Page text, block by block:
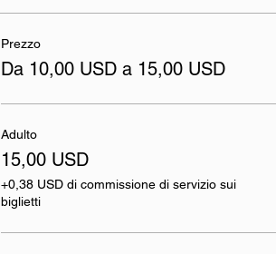
Prezzo
Da 10,00 USD a 15,00 USD
Adulto
15,00 USD
+0,38 USD di commissione di servizio sui
biglietti